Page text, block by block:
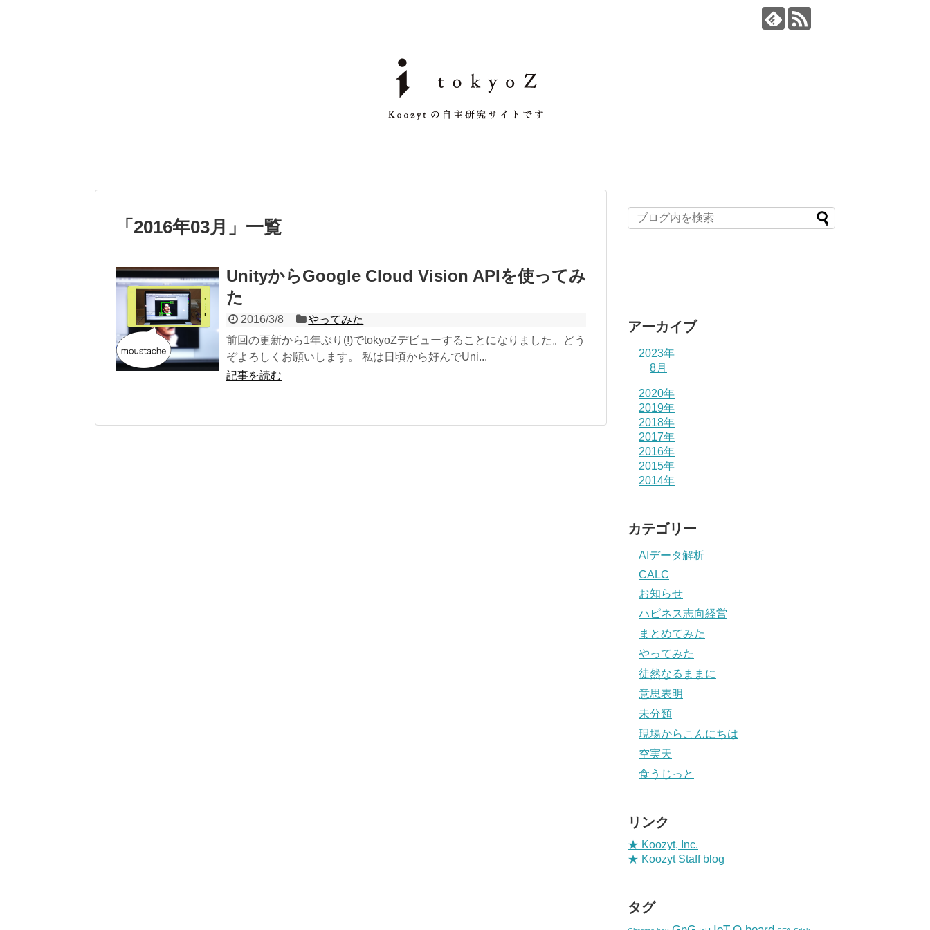
「 2016年03月 」 一覧
UnityからGoogle Cloud Vision APIを使ってみ
た
2016/3/8
やってみた
前回の更新から1年ぶり(!)でtokyoZデビューすることになりました。どう
ぞよろしくお願いします。 私は日頃から好んでUni...
記事を読む
アーカイブ
2023年
8月
2020年
2019年
2018年
2017年
2016年
2015年
2014年
カテゴリー
AIデータ解析
CALC
お知らせ
ハピネス志向経営
まとめてみた
やってみた
徒然なるままに
意思表明
未分類
現場からこんにちは
空実天
食うじっと
リンク
★ Koozyt, Inc.
★ Koozyt Staff blog
タグ